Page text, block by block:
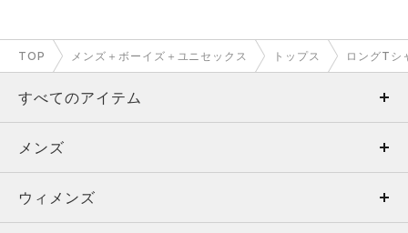
TOP メンズ＋ボーイズ＋ユニセックス トップス ロングTシ
すべてのアイテム
メンズ
ウィメンズ
メンズ
トップス
ウィメンズ